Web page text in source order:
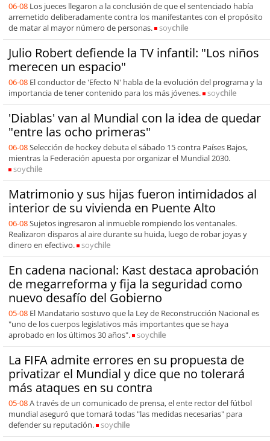
06-08 Los jueces llegaron a la conclusión de que el sentenciado había
arremetido deliberadamente contra los manifestantes con el propósito
de matar al mayor número de personas.
soychile
Julio Robert defiende la TV infantil: "Los niños
merecen un espacio"
06-08 El conductor de 'Efecto N' habla de la evolución del programa y la
importancia de tener contenido para los más jóvenes.
soychile
'Diablas' van al Mundial con la idea de quedar
"entre las ocho primeras"
06-08Selección de hockey debuta el sábado 15 contra Países Bajos,
mientras la Federación apuesta por organizar el Mundial 2030.
soychile
Matrimonio y sus hijas fueron intimidados al
interior de su vivienda en Puente Alto
06-08Sujetos ingresaron al inmueble rompiendo los ventanales.
Realizaron disparos al aire durante su huida, luego de robar joyas y
dinero en efectivo.
soychile
En cadena nacional: Kast destaca aprobación
de megarreforma y fija la seguridad como
nuevo desafío del Gobierno
05-08 El Mandatario sostuvo que la Ley de Reconstrucción Nacional es
"uno de los cuerpos legislativos más importantes que se haya
aprobado en los últimos 30 años".
soychile
La FIFA admite errores en su propuesta de
privatizar el Mundial y dice que no tolerará
más ataques en su contra
05-08A través de un comunicado de prensa, el ente rector del fútbol
mundial aseguró que tomará todas "las medidas necesarias" para
defender su reputación.
soychile